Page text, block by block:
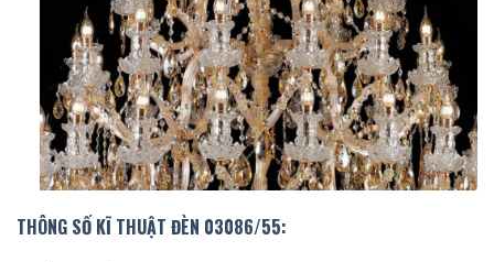
THÔNG SỐ KĨ THUẬT ĐÈN 03086/55: